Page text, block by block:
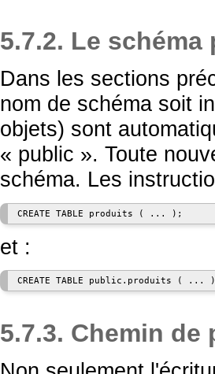
5.7.2. Le schéma
Dans les sections
nom de schéma soit
objets) sont
« public ». Toute
schéma. Les
et :
5.7.3. Chemin